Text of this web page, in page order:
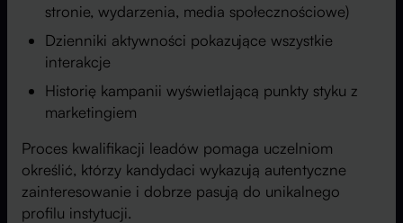
stronie, wydarzenia, media społecznościowe)
Dzienniki aktywności pokazujące wszystkie
interakcje
Historię kampanii wyświetlającą punkty styku z
marketingiem
Proces kwalifikacji leadów pomaga uczelniom
określić, którzy kandydaci wykazują autentyczne
zainteresowanie i dobrze pasują do unikalnego
profilu instytucji.